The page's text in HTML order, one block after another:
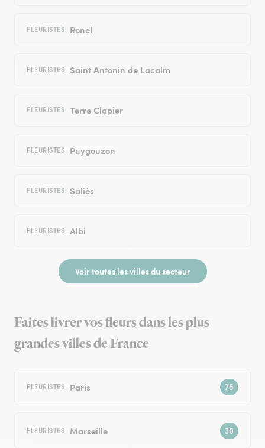
FLEURISTES Ronel
FLEURISTES Saint Antonin de Lacalm
FLEURISTES Terre Clapier
FLEURISTES Puygouzon
FLEURISTES Saliès
FLEURISTES Albi
Voir toutes les villes du secteur
Faites livrer vos fleurs dans les plus
grandes villes de France
FLEURISTES Paris
FLEURISTES Marseille